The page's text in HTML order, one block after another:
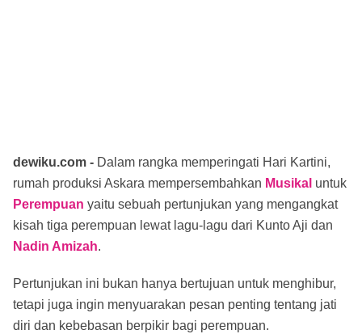
dewiku.com - Dalam rangka memperingati Hari Kartini,
rumah produksi Askara mempersembahkan Musikal untuk
Perempuan yaitu sebuah pertunjukan yang mengangkat
kisah tiga perempuan lewat lagu-lagu dari Kunto Aji dan
Nadin Amizah.
Pertunjukan ini bukan hanya bertujuan untuk menghibur,
tetapi juga ingin menyuarakan pesan penting tentang jati
diri dan kebebasan berpikir bagi perempuan.